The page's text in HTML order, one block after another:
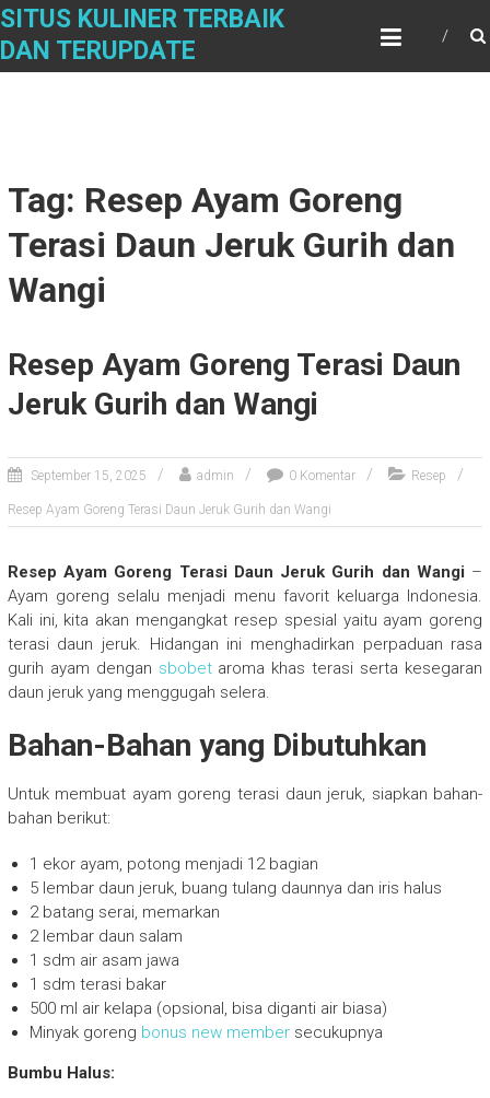
Skip
content
SITUS KULINER TERBAIK
DAN TERUPDATE
Tag: Resep Ayam Goreng
Terasi Daun Jeruk Gurih dan
Wangi
Resep Ayam Goreng Terasi Daun
Jeruk Gurih dan Wangi
September 15, 2025 admin 0 Komentar Resep
Resep Ayam Goreng Terasi Daun Jeruk Gurih dan Wangi
Resep Ayam Goreng Terasi Daun Jeruk Gurih dan Wangi –
Ayam goreng selalu menjadi menu favorit keluarga Indonesia.
Kali ini, kita akan mengangkat resep spesial yaitu ayam goreng
terasi daun jeruk. Hidangan ini menghadirkan perpaduan rasa
gurih ayam dengan sbobetaroma khas terasi serta kesegaran
daun jeruk yang menggugah selera.
Bahan-Bahan yang Dibutuhkan
Untuk membuat ayam goreng terasi daun jeruk, siapkan bahan-
bahan berikut:
1 ekor ayam, potong menjadi 12 bagian
5 lembar daun jeruk, buang tulang daunnya dan iris halus
2 batang serai, memarkan
2 lembar daun salam
1 sdm air asam jawa
1 sdm terasi bakar
500 ml air kelapa (opsional, bisa diganti air biasa)
Minyak goreng bonus new membersecukupnya
Bumbu Halus: